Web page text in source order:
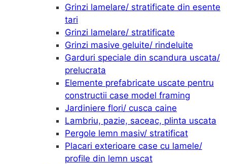
Grinzi lamelare/ stratificate din esente
tari
Grinzi lamelare/ stratificate
Grinzi masive geluite/ rindeluite
Garduri speciale din scandura uscata/
prelucrata
Elemente prefabricate uscate pentru
constructii case model framing
Jardiniere flori/ cusca caine
Lambriu, pazie, saceac, plinta uscata
Pergole lemn masiv/ stratificat
Placari exterioare case cu lamele/
profile din lemn uscat